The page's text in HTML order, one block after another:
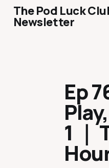
The Pod Luck
Newsletter
Ep
1 ｜